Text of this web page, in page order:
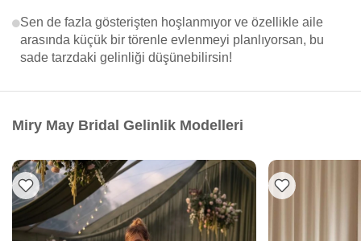
Sen de fazla gösterişten hoşlanmıyor ve özellikle aile
arasında küçük bir törenle evlenmeyi planlıyorsan, bu
sade tarzdaki gelinliği düşünebilirsin!
Miry May Bridal Gelinlik Modelleri